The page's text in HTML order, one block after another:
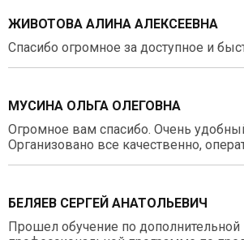
ЖИВОТОВА АЛИНА АЛЕКСЕЕВНА
Спасибо огромное за доступное и
МУСИНА ОЛЬГА ОЛЕГОВНА
Огромное вам спасибо. Очень
Организовано все качественно,
БЕЛЯЕВ СЕРГЕЙ АНАТОЛЬЕВИЧ
Прошел обучение по дополнительной